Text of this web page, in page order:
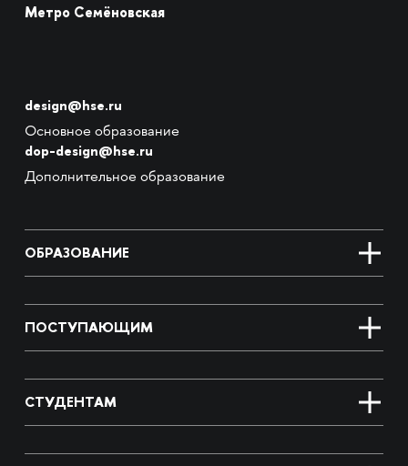
Метро Семёновская
design@hse.ru
Основное образование
dop-design@hse.ru
Дополнительное образование
ОБРАЗОВАНИЕ
ПОСТУПАЮЩИМ
СТУДЕНТАМ